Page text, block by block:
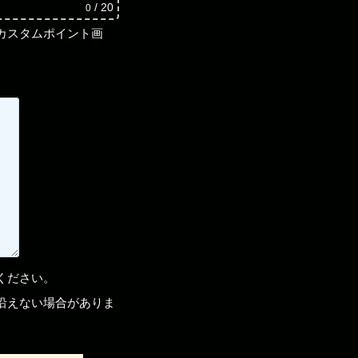
0 / 20
スタムポイント画
さい。
ない場合がありま